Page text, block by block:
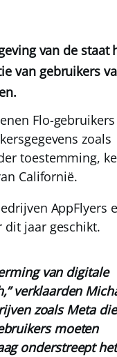
van de staat
van gebruikers
Flo-gebruikers
zoals
toestemming,
Californië.
AppFlyers
dit jaar geschikt.
van digitale
verklaarden
zoals Meta
moeten
onderstreept het